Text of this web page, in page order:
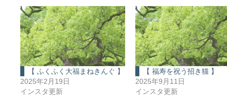
【 ふくふく大福まねきんぐ 】
2025年2月19日
インスタ更新
【 福寿を祝う招き猫 】
2025年9月11日
インスタ更新